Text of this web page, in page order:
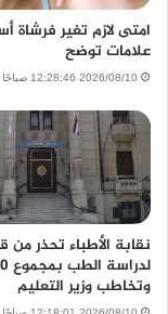
امتى لازم تغير فرشاة
علامات توضح
2026/08/10 12:28:46 صباحًا
نقابة الأطباء تحذر
وتخاطب وزير التعليم